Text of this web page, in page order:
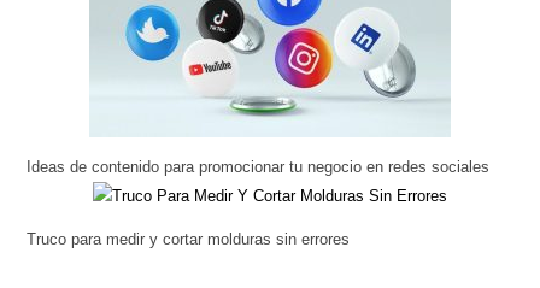
Ideas de contenido para promocionar tu negocio en redes sociales
Truco para medir y cortar molduras sin errores